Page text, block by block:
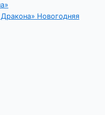
Новогодняя